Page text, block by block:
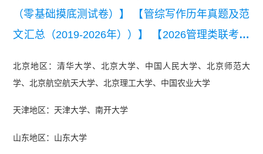
（零基础摸底测试卷）】
【管综写作历年真题及范
文汇总（2019-2026年））】
【2026管理类联考综
+数学+写作+英语二真题汇总】
北京地区：清华大学、北京大学、中国人民大学、北京师范大
学、北京航空航天大学、北京理工大学、中国农业大学
天津地区：天津大学、南开大学
山东地区：山东大学